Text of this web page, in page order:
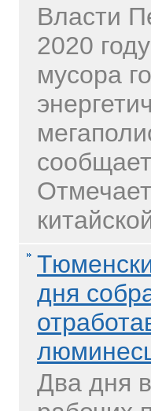
Власти
2020
мусора
дня
Два дня